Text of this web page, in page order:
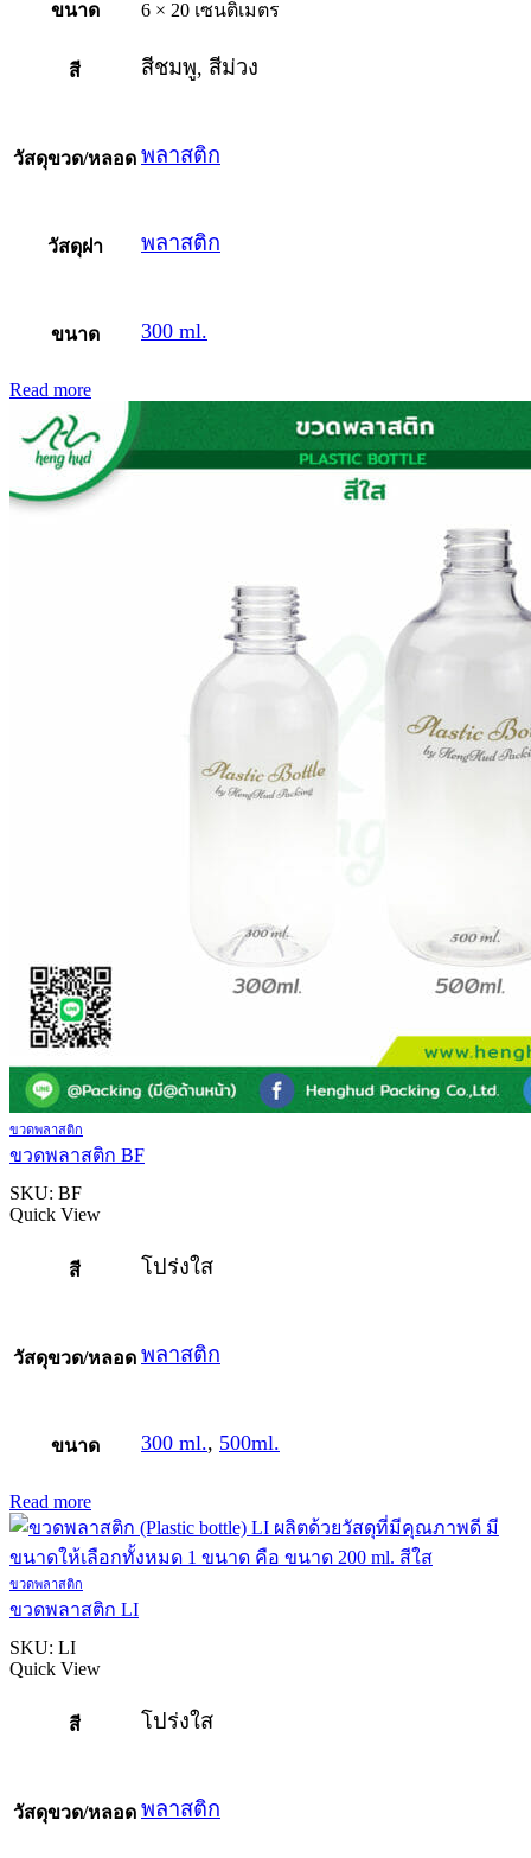
ขนาด
6 × 20 เซนติเมตร
สี สีชมพู, สีม่วง
วัสดุขวด/หลอด พลาสติก
วัสดุฝา พลาสติก
ขนาด 300 ml.
Read more
ขวดพลาสติก
ขวดพลาสติก BF
SKU: BF
Quick View
สี โปร่งใส
วัสดุขวด/หลอด พลาสติก
ขนาด 300 ml., 500ml.
Read more
ขวดพลาสติก
ขวดพลาสติก LI
SKU: LI
Quick View
สี โปร่งใส
วัสดุขวด/หลอด พลาสติก